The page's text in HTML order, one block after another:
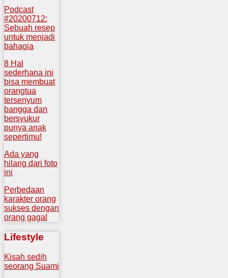
Podcast
#20200712:
Sebuah resep
untuk menjadi
bahagia
8 Hal
sederhana ini
bisa membuat
orangtua
tersenyum
bangga dan
bersyukur
punya anak
sepertimu!
Ada yang
hilang dari foto
ini
Perbedaan
karakter orang
sukses dengan
orang gagal
Lifestyle
Kisah sedih
seorang Suami